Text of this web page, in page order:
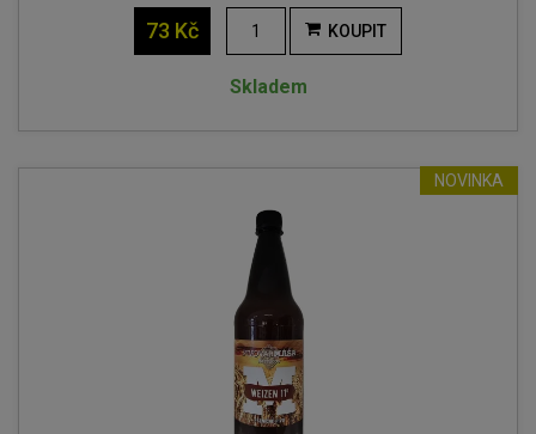
73 Kč KOUPIT
Skladem
NOVINKA